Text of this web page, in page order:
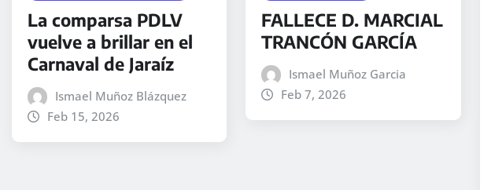
La comparsa PDLV
vuelve a brillar en el
Carnaval de Jaraíz
Ismael Muñoz Blázquez
Feb 15, 2026
FALLECE D. MARCIAL
TRANCÓN GARCÍA
Ismael Muñoz Garcia
Feb 7, 2026